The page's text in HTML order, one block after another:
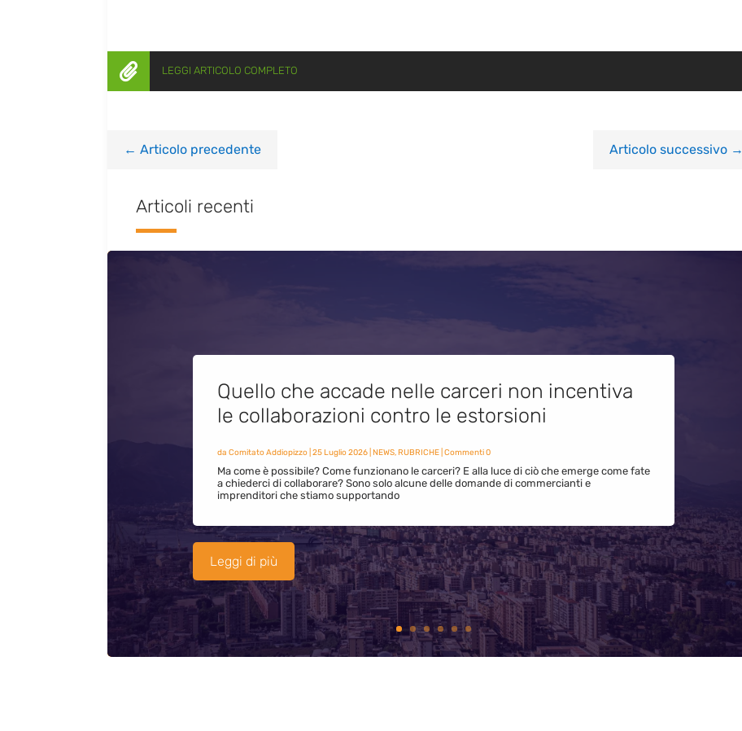
 LEGGI ARTICOLO COMPLETO
← Articolo precedente Articolo successivo→
Articoli recenti
Quello che accade nelle carceri non incentiva
le collaborazioni contro le estorsioni
da Comitato Addiopizzo| 25 Luglio 2026| NEWS,RUBRICHE| Commenti 0
Ma come è possibile? Come funzionano le carceri? E alla luce di ciò che emerge come fate
a chiederci di collaborare? Sono solo alcune delle domande di commercianti e
imprenditori che stiamo supportando
Leggi di più